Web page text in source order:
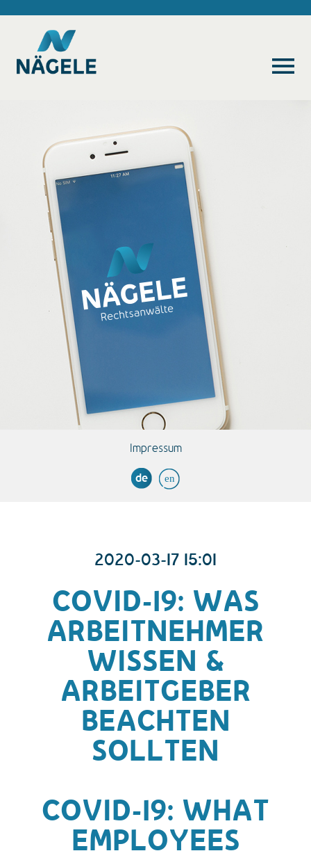
Impressum
de en
2020-03-17 15:01
COVID-19: WAS
ARBEITNEHMER
WISSEN &
ARBEITGEBER
BEACHTEN
SOLLTEN
COVID-19: WHAT
EMPLOYEES